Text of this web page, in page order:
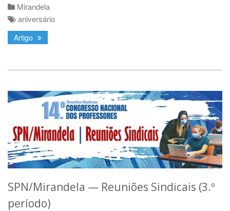
Mirandela
aniversário
Artigo
SPN/Mirandela — Reuniões Sindicais (3.º
período)